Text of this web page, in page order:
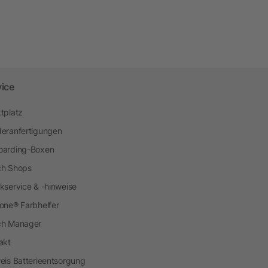
Boxen
Shops
& -hinweise
Farbhelfer
Manager
Batterieentsorgung